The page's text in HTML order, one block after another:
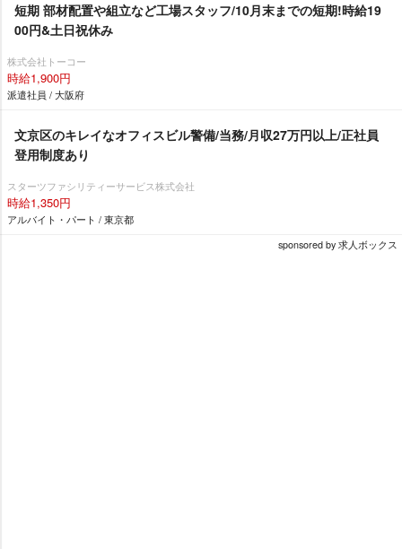
短期 部材配置や組立など工場スタッフ/10月末までの短期!時給19
00円&土日祝休み
株式会社トーコー
時給1,900円
派遣社員 / 大阪府
文京区のキレイなオフィスビル警備/当務/月収27万円以上/正社員
登用制度あり
スターツファシリティーサービス株式会社
時給1,350円
アルバイト・パート / 東京都
sponsored by 求人ボックス